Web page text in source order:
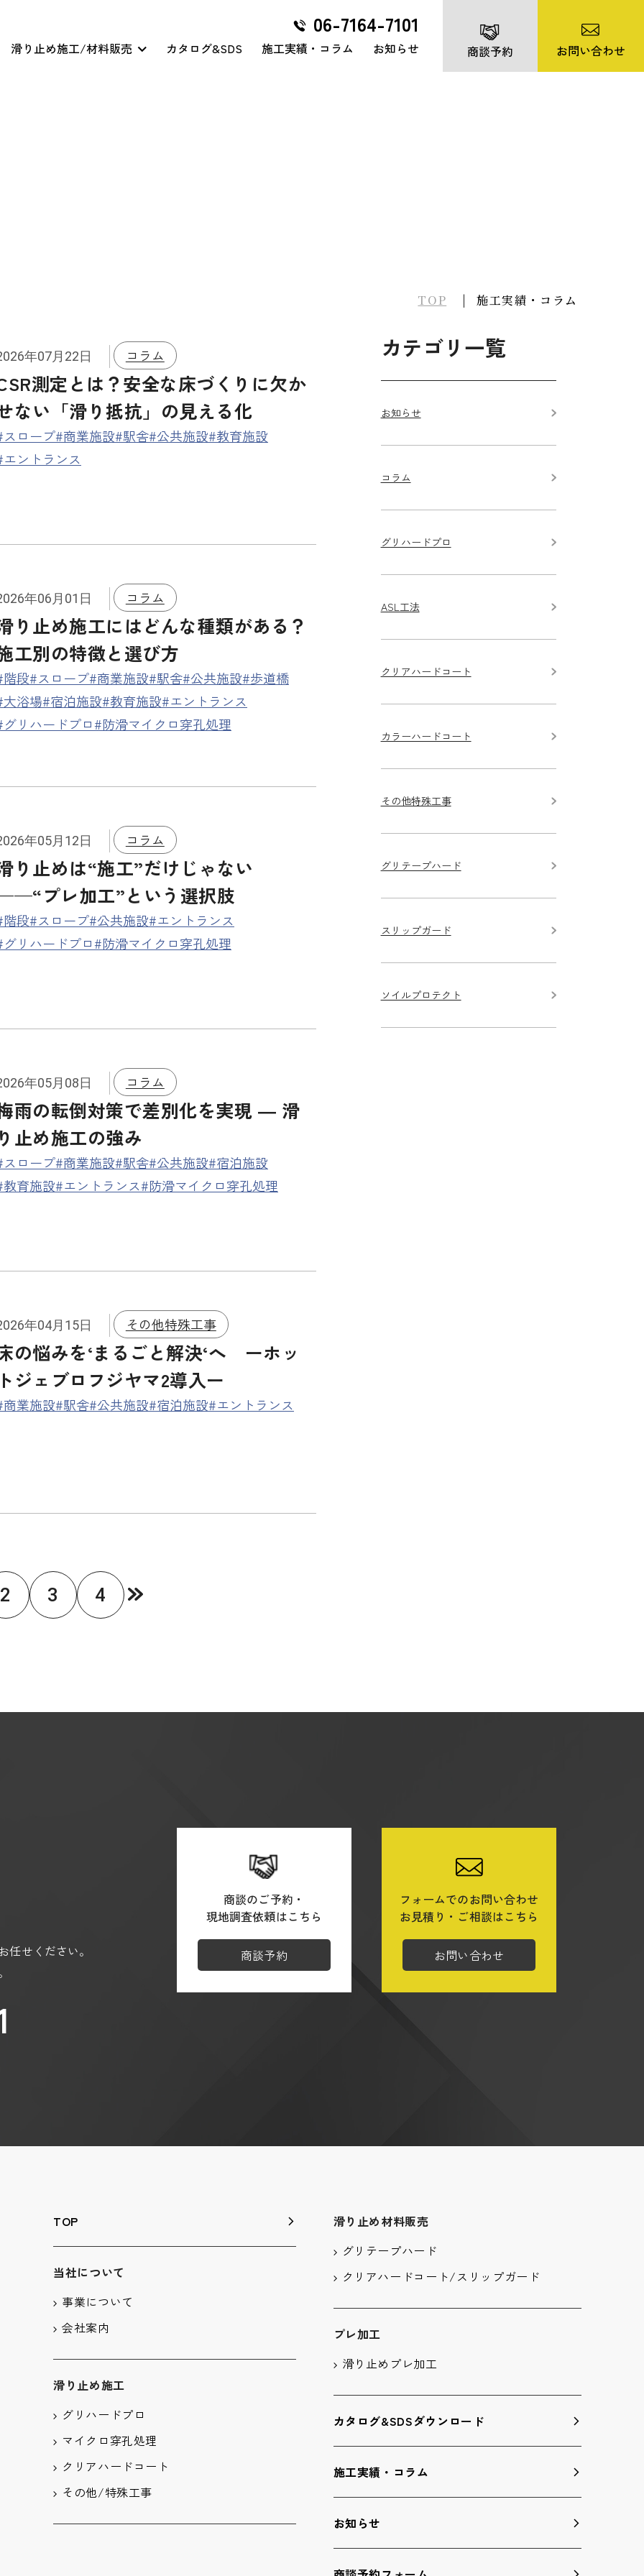
06-7164-7101
滑り止め施工/材料販売 カタログ&SDS 施工実績・コラム お知らせ 商談予約 お問い合わせ
TOP 施工実績・コラム
年07月22日 コラム
測定とは？安全な床づくりに欠か
ない「滑り抵抗」の見える化
ロープ#商業施設#駅舎#公共施設#教育施設
ントランス
年06月01日 コラム
り止め施工にはどんな種類がある？
工別の特徴と選び方
段#スロープ#商業施設#駅舎#公共施設#歩道橋
浴場#宿泊施設#教育施設#エントランス
リハードプロ#防滑マイクロ穿孔処理
年05月12日 コラム
り止めは“施工”だけじゃない
プレ加工”という選択肢
段#スロープ#公共施設#エントランス
リハードプロ#防滑マイクロ穿孔処理
年05月08日 コラム
雨の転倒対策で差別化を実現 ― 滑
止め施工の強み
ロープ#商業施設#駅舎#公共施設#宿泊施設
育施設#エントランス#防滑マイクロ穿孔処理
年04月15日 その他特殊工事
の悩みを‘まるごと解決‘へ ーホッ
ジェブロフジヤマ2導入ー
業施設#駅舎#公共施設#宿泊施設#エントランス
2 3 4
カテゴリ一覧
お知らせ
コラム
グリハードプロ
ASL工法
クリアハードコート
カラーハードコート
その他特殊工事
グリテープハード
スリップガード
ソイルプロテクト
せください。
商談のご予約・
現地調査依頼はこちら
商談予約
フォームでのお問い合わせ
お見積り・ご相談はこちら
お問い合わせ
TOP
当社について
事業について
会社案内
滑り止め施工
グリハードプロ
マイクロ穿孔処理
クリアハードコート
その他/特殊工事
滑り止め材料販売
グリテープハード
クリアハードコート/スリップガード
プレ加工
滑り止めプレ加工
カタログ&SDSダウンロード
施工実績・コラム
お知らせ